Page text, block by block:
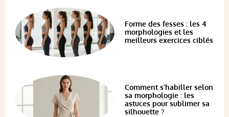
Forme des fesses : les 4
morphologies et les
meilleurs exercices ciblés
Comment s’habiller selon
sa morphologie : les
astuces pour sublimer sa
silhouette ?